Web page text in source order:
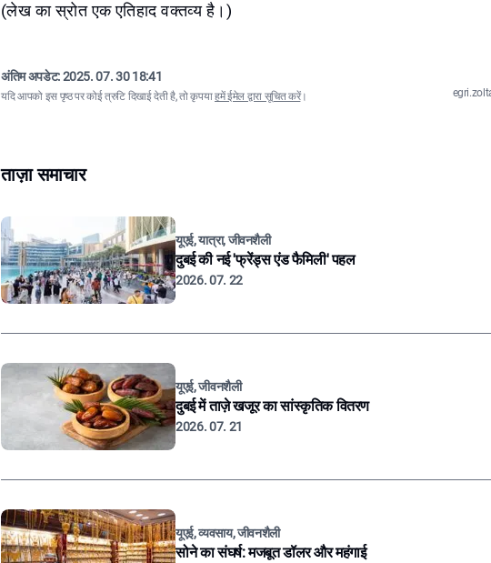
(लेख का स्रोत एक एतिहाद वक्तव्य है।)
अंतिम अपडेट:2025. 07. 30 18:41
यदि आपको इस पृष्ठ पर कोई त्रुटि दिखाई देती है, तो कृपयाहमें ईमेल द्वारा सूचित करें।
ताज़ा समाचार
यूएई, यात्रा, जीवनशैली
दुबई की नई 'फ्रेंड्स एंड फैमिली' पहल
2026. 07. 22
यूएई, जीवनशैली
दुबई में ताज़े खजूर का सांस्कृतिक वितरण
2026. 07. 21
यूएई, व्यवसाय, जीवनशैली
सोने का संघर्ष: मजबूत डॉलर और महंगाई